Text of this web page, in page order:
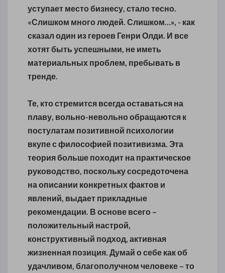
уступает место бизнесу, стало тесно.
«Слишком много людей. Слишком…», - как
сказал один из героев Генри Олди. И все
хотят быть успешными, не иметь
материальных проблем, пребывать в
тренде.
Те, кто стремится всегда оставаться на
плаву, вольно-невольно обращаются к
постулатам позитивной психологии
вкупе с философией позитивизма. Эта
теория больше походит на практическое
руководство, поскольку сосредоточена
на описании конкретных фактов и
явлений, выдает прикладные
рекомендации. В основе всего –
положительный настрой,
конструктивный подход, активная
жизненная позиция. Думай о себе как об
удачливом, благополучном человеке – то